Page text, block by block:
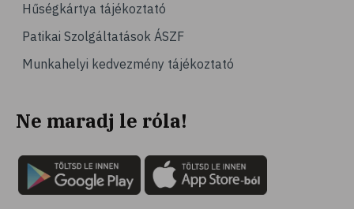
# kardiovaszkuláris betegségek
# szív- és érrendszer
# vérnyomás
# mozgás
# pszichológia
# hátfájás
Hűségkártya tájékoztató
Patikai Szolgáltatások ÁSZF
Munkahelyi kedvezmény tájékoztató
Ne maradj le róla!